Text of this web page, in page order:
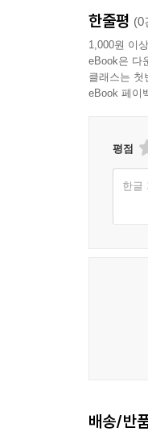
한줄평 (0
1,000원 이
eBook은 다
클래스는 첫
eBook 페이
평점
한글
배송/반